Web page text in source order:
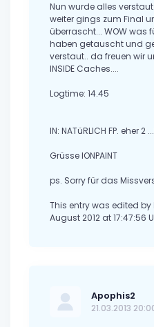
Nun wurde alles
weiter gings zum Final
überrascht... WOW was
haben getauscht und
verstaut.. da freuen wir
INSIDE Caches....
Logtime: 14.45
IN: NATüRLICH FP. eher 2
Grüsse IONPAINT
ps. Sorry für das
This entry was edited
August 2012 at 17:47:56
Apophis2
21.03.2013